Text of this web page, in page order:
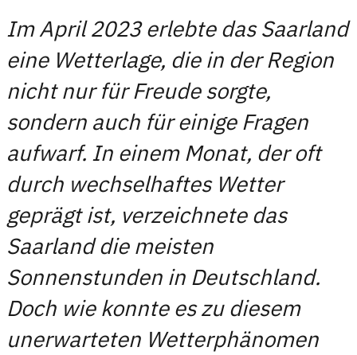
Im April 2023 erlebte das Saarland
eine Wetterlage, die in der Region
nicht nur für Freude sorgte,
sondern auch für einige Fragen
aufwarf. In einem Monat, der oft
durch wechselhaftes Wetter
geprägt ist, verzeichnete das
Saarland die meisten
Sonnenstunden in Deutschland.
Doch wie konnte es zu diesem
unerwarteten Wetterphänomen